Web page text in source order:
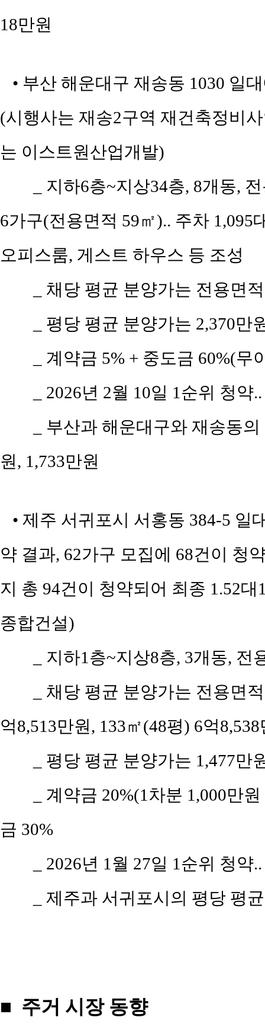
18만원
• 부산 해운대구 재송동 1030 일
(시행사는 재송2구역 재건축정비
는 이스트원산업개발)
_ 지하6층~지상34층, 8개동,
6가구(전용면적 59㎡).. 주차 1,095
오피스룸, 게스트 하우스 등 조성
_ 채당 평균 분양가는 전용면
_ 평당 평균 분양가는 2,370
_ 계약금 5% + 중도금 60%(무
_ 2026년 2월 10일 1순위 청
_ 부산과 해운대구와 재송동
원, 1,733만원
• 제주 서귀포시 서홍동 384-5 일
약 결과, 62가구 모집에 68건이 청
지 총 94건이 청약되어 최종 1.52
종합건설)
_ 지하1층~지상8층, 3개동, 전
_ 채당 평균 분양가는 전용면
억8,513만원, 133㎡(48평) 6억
_ 평당 평균 분양가는 1,477
_ 계약금 20%(1차분 1,000만
금 30%
_ 2026년 1월 27일 1순위 청
_ 제주과 서귀포시의 평당 평
■ 주거 시장 동향